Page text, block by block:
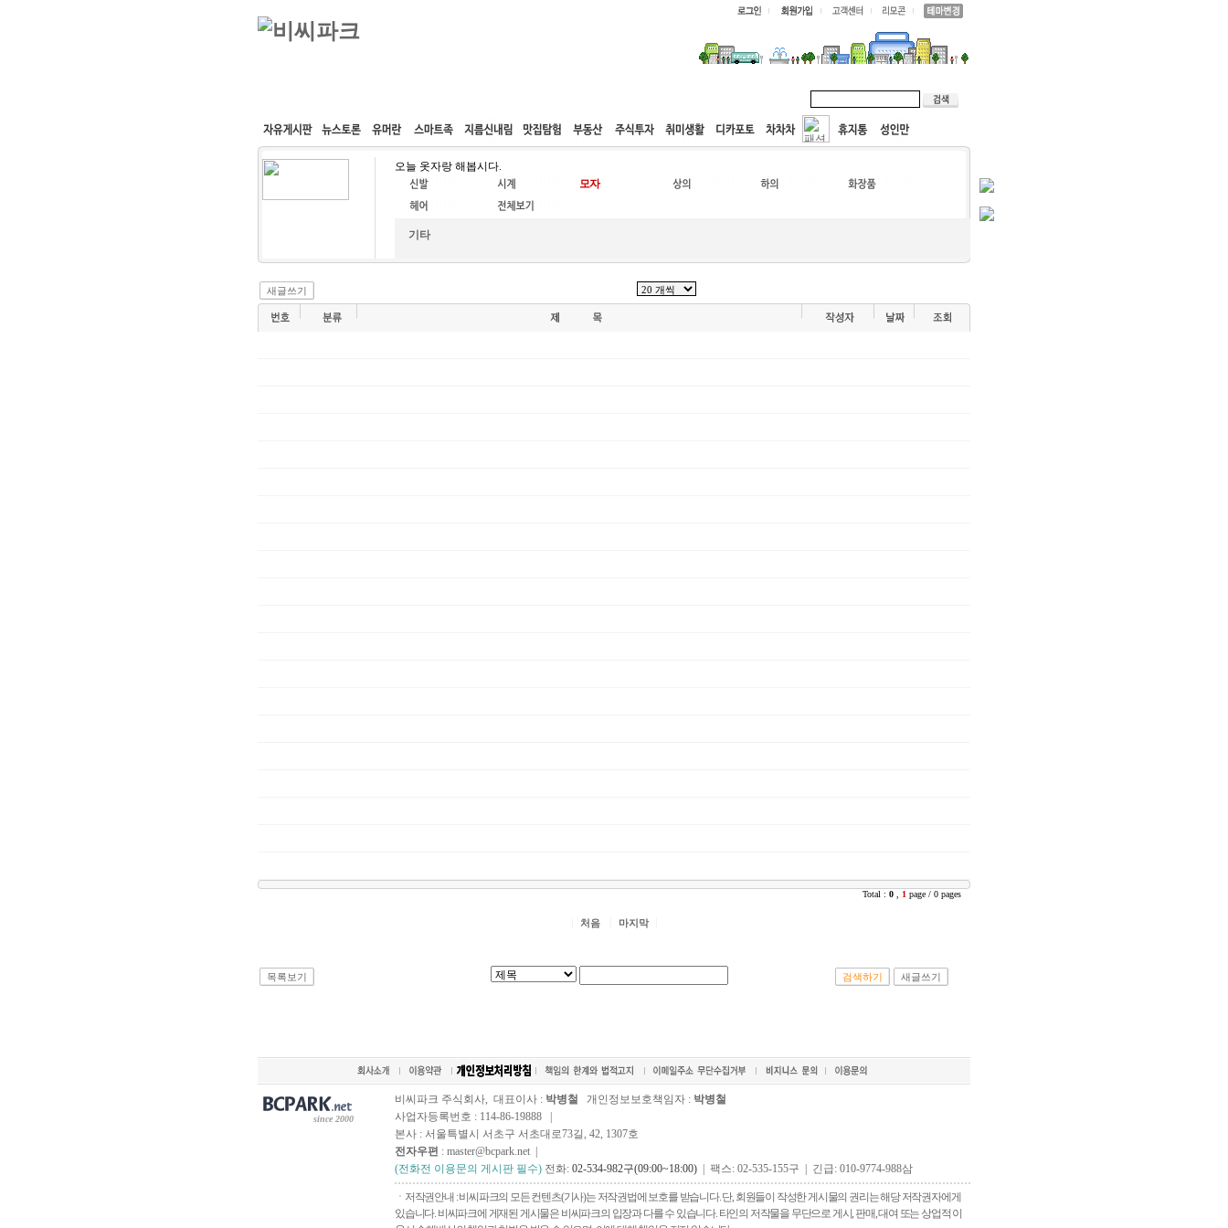
커뮤니티 속도패치 웹호스팅 공동구매 고객센터
오늘 옷자랑 해봅시다.
기타
새글쓰기
Total : 0 1 page / 0 pages
처음 마지막
목록보기 검색하기 새글쓰기
since 2000
비씨파크 주식회사, 대표이사 : 박병철 개인정보보호책임자 : 박병철
사업자등록번호 : 114-86-19888 |
본사 : 서울특별시 서초구 서초대로73길, 42, 1307호
전자우편 : master@bcpark.net |
(전화전 이용문의 게시판 필수) 전화: 02-534-982구(09:00~18:00) | 팩스: 02-535-155구 | 긴급: 010-9774-988삼
ㆍ저작권안내 : 비씨파크의 모든 컨텐츠(기사)는 저작권법에 보호를 받습니다. 단, 회원들이 작성한 게시물의 권리는 해당 저작권자에게
있습니다. 비씨파크에 게재된 게시물은 비씨파크의 입장과 다를 수 있습니다. 타인의 저작물을 무단으로 게시, 판매, 대여 또는 상업적 이